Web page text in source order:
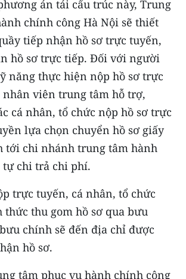
Hồ Chí Minh
TUẦN
THÁNG
án tái cấu trúc này, Trung
chính công Hà Nội sẽ thiết
tiếp nhận hồ sơ trực tuyến,
hồ sơ trực tiếp. Đối với người
năng thực hiện nộp hồ sơ trực
nhân viên trung tâm hỗ trợ,
cá nhân, tổ chức nộp hồ sơ trực
lựa chọn chuyển hồ sơ giấy
tới chi nhánh trung tâm hành
tự chi trả chi phí.
trực tuyến, cá nhân, tổ chức
thu gom hồ sơ qua bưu
chính sẽ đến địa chỉ được
hồ sơ.
tâm phục vụ hành chính công